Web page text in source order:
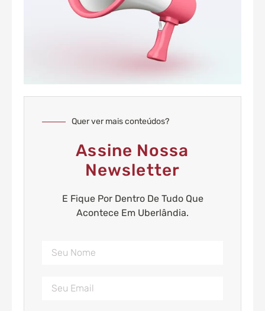
Quer ver mais conteúdos?
Assine Nossa
Newsletter
E Fique Por Dentro De Tudo Que
Acontece Em Uberlândia.